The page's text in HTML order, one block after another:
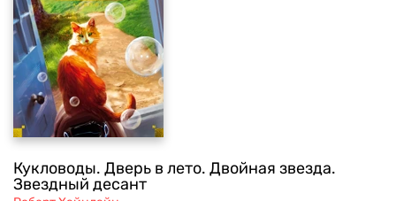
Кукловоды. Дверь в лето. Двойная звезда.
Звездный десант